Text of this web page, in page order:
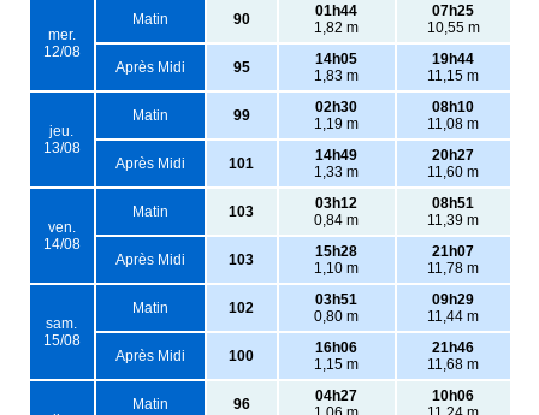
mer.
12/08
Matin 90
01h44
1,82 m
07h25
10,55 m
Après Midi 95
14h05
1,83 m
19h44
11,15 m
jeu.
13/08
Matin 99
02h30
1,19 m
08h10
11,08 m
Après Midi 101
14h49
1,33 m
20h27
11,60 m
ven.
14/08
Matin 103
03h12
0,84 m
08h51
11,39 m
Après Midi 103
15h28
1,10 m
21h07
11,78 m
sam.
15/08
Matin 102
03h51
0,80 m
09h29
11,44 m
Après Midi 100
16h06
1,15 m
21h46
11,68 m
Matin 96
04h27
10h06